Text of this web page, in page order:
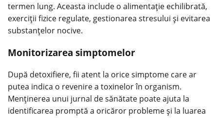
termen lung. Aceasta include o alimentație echilibrată,
exerciții fizice regulate, gestionarea stresului și evitarea
substanțelor nocive.
Monitorizarea simptomelor
După detoxifiere, fii atent la orice simptome care ar
putea indica o revenire a toxinelor în organism.
Menținerea unui jurnal de sănătate poate ajuta la
identificarea promptă a oricăror probleme și la luarea